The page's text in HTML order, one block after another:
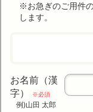
※お急ぎのご用件
します。
お名前（漢
字）
※必須
例)山田 太郎